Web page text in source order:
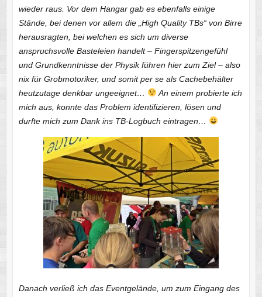
wieder raus. Vor dem Hangar gab es ebenfalls einige
Stände, bei denen vor allem die „High Quality TBs“ von Birre
herausragten, bei welchen es sich um diverse
anspruchsvolle Basteleien handelt – Fingerspitzengefühl
und Grundkenntnisse der Physik führen hier zum Ziel – also
nix für Grobmotoriker, und somit per se als Cachebehälter
heutzutage denkbar ungeeignet…
An einem probierte ich
mich aus, konnte das Problem identifizieren, lösen und
durfte mich zum Dank ins TB-Logbuch eintragen…
Danach verließ ich das Eventgelände, um zum Eingang des